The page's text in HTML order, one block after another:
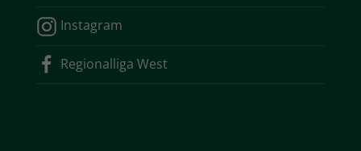
Instagram
Regionalliga West